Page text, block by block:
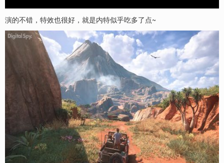
演的不错，特效也很好，就是内特似乎吃多了点~